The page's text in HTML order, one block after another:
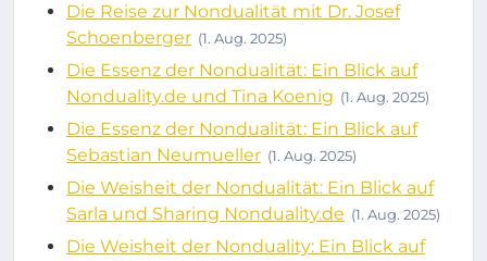
Die Reise zur Nondualität mit Dr. Josef
Schoenberger (1. Aug. 2025)
Die Essenz der Nondualität: Ein Blick auf
Nonduality.de und Tina Koenig (1. Aug. 2025)
Die Essenz der Nondualität: Ein Blick auf
Sebastian Neumueller (1. Aug. 2025)
Die Weisheit der Nondualität: Ein Blick auf
Sarla und Sharing Nonduality.de (1. Aug. 2025)
Die Weisheit der Nonduality: Ein Blick auf